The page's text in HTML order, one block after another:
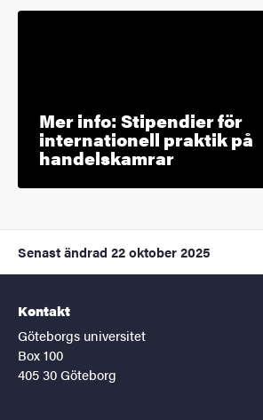
Mer info: Stipendier för
internationell praktik på
handelskamrarExtern länk
Senast ändrad 22 oktober 2025
Kontakt
Göteborgs universitet
Box 100
405 30 Göteborg